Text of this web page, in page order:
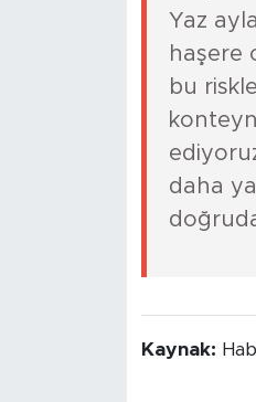
Yaz
haşere
bu
daha
Kaynak: